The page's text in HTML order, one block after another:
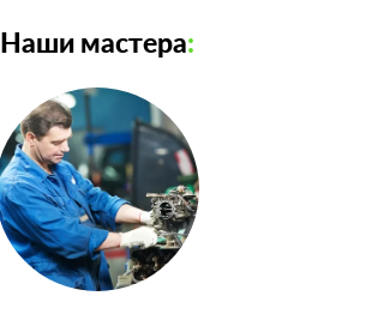
Наши мастера: